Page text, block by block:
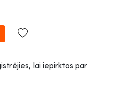
lai iepirktos par